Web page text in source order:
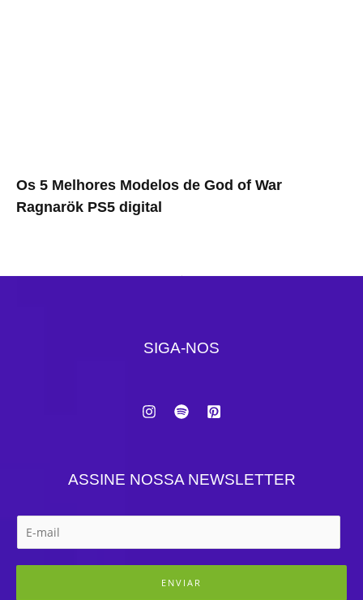
Os 5 Melhores Modelos de God of War
Ragnarök PS5 digital
SIGA-NOS
ASSINE NOSSA NEWSLETTER
ENVIAR